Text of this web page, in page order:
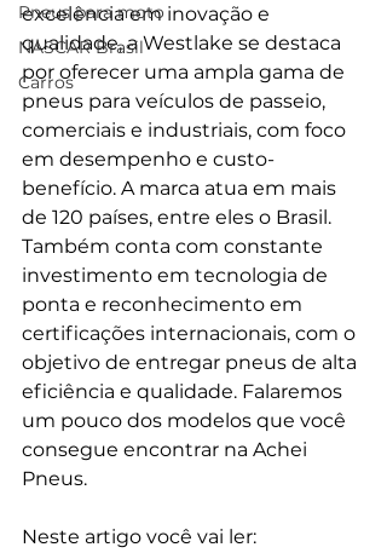
Pneus para moto
NASCAR Brasil
Carros
excelência em inovação e
qualidade, a Westlake se destaca
por oferecer uma ampla gama de
pneus para veículos de passeio,
comerciais e industriais, com foco
em desempenho e custo-
benefício. A marca atua em mais
de 120 países, entre eles o Brasil.
Também conta com constante
investimento em tecnologia de
ponta e reconhecimento em
certificações internacionais, com o
objetivo de entregar pneus de alta
eficiência e qualidade. Falaremos
um pouco dos modelos que você
consegue encontrar na Achei
Pneus.
Neste artigo você vai ler: